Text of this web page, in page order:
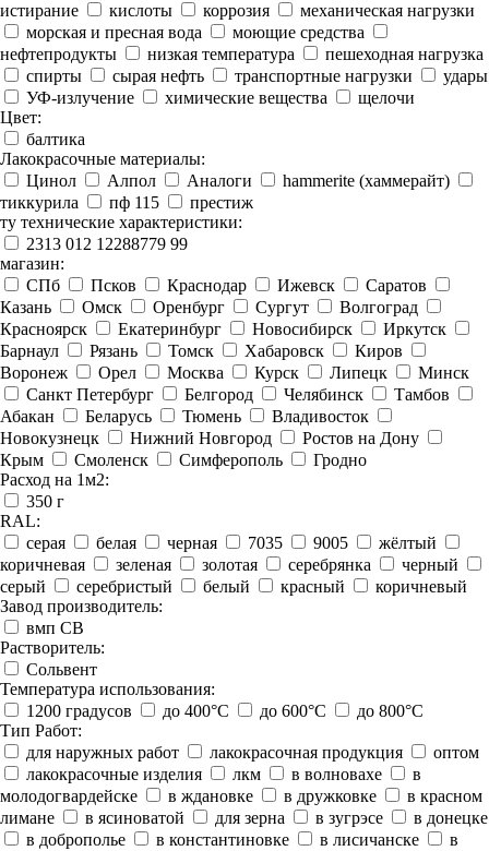
истирание
кислоты коррозия
механическая нагрузки
морская и пресная вода
моющие средства
нефтепродукты
низкая температура
пешеходная нагрузка
спирты
сырая нефть транспортные нагрузки
удары
УФ-излучение
химические вещества
щелочи
Цвет:
балтика
Лакокрасочные материалы:
Цинол
Алпол Аналоги
hammerite (хаммерайт)
тиккурила
пф 115
престиж
ту технические характеристики:
2313 012 12288779 99
магазин:
СПб
Псков Краснодар Ижевск
Саратов
Казань
Омск Оренбург Сургут
Волгоград
Красноярск
Екатеринбург Новосибирск
Иркутск
Барнаул
Рязань Томск Хабаровск
Киров
Воронеж
Орел Москва Курск Липецк
Минск
Санкт Петербург
Белгород Челябинск
Тамбов
Абакан
Беларусь Тюмень
Владивосток
Новокузнецк
Нижний Новгород
Ростов на Дону
Крым
Смоленск Симферополь
Гродно
Расход на 1м2:
350 г
RAL:
серая
белая черная 7035 9005
жёлтый
коричневая
зеленая золотая серебрянка
черный
серый
серебристый белый красный
коричневый
Завод производитель:
вмп СВ
Растворитель:
Сольвент
Температура использования:
1200 градусов
до 400°C до 600°C
до 800°C
Тип Работ:
для наружных работ
лакокрасочная продукция
оптом
лакокрасочные изделия
лкм в волновахе
в
молодогвардейске
в ждановке в дружковке
в красном
лимане
в ясиноватой для зерна в зугрэсе
в донецке
в доброполье
в константиновке в лисичанске
в